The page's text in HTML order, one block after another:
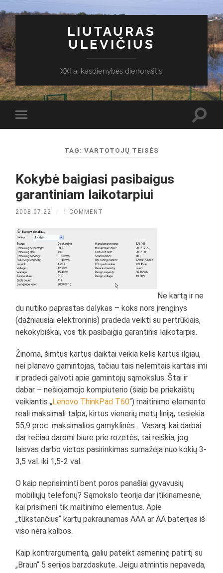
LIUTAURAS
ULEVIČIUS
XXI a. kasdienybės dienoraštis
Toggle
mobile
TAG: VARTOTOJŲ TEISĖS
Kokybė baigiasi pasibaigus
garantiniam laikotarpiui
2008.07.22 / 1 COMMENT
Ne kartą ir ne
du nutiko paprastas dalykas – koks nors įrenginys
(dažniausiai elektroninis) pradeda veikti su pertrūkiais,
nekokybiškai, vos tik pasibaigia garantinis laikotarpis.
Žinoma, šimtus kartus daiktai veikia kelis kartus ilgiau,
nei planavo gamintojas, tačiau tais nelemtais kartais imi
ir pradėdi galvoti apie gamintojų sąmokslus. Štai ir
dabar – nešiojamojo kompiuterio (šiaip be priekaištų
veikiantis „Lenovo ThinkPad T60“) maitinimo elemento
reali maksimali talpa, kirtus vienerių metų liniją, tesiekia
55,9 proc. maksimalios gamyklinės… Vasarą, kai darbai
dar rečiau daromi biure prie rozetės, tai reiškia, jog
laisvas darbo vietos pasirinkimas sumažėja nuo kokių 3-
3,5 val. iki 1,5-2 val.
O kaip neprisiminti bent poros panašiai gyvavusių
mobiliųjų telefonų? Sąmokslo teorija dar įtikinamesnė,
kai prisimeni tik maitinimo elementus. Apie
„tūkstančius“ kartų pakraunamas AAA ar AA baterijas iš
viso nėra kalbos.
Kaip kontrargumentą, galiu pateikt asmeninę patirtį su
„Braun“ 5 serijos barzdaskute. Jeigu atmintis nepaveda,